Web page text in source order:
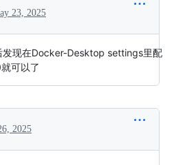
23, 2025
发现在Docker-Desktop settings里配
可以了
2025